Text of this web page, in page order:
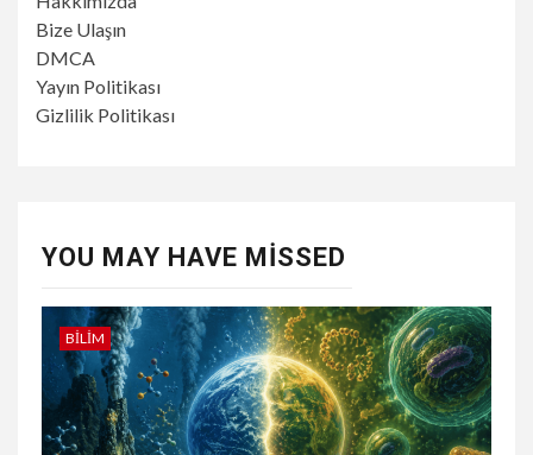
Bize Ulaşın
DMCA
Yayın Politikası
Gizlilik Politikası
YOU MAY HAVE MISSED
BILIM